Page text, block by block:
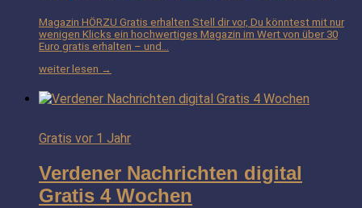
Magazin HÖRZU Gratis erhalten Stell dir vor, Du könntest mit nur
wenigen Klicks ein hochwertiges Magazin im Wert von über 30
Euro gratis erhalten – und…
weiter lesen →
Gratis vor 1 Jahr
Verdener Nachrichten digital
Gratis 4 Wochen